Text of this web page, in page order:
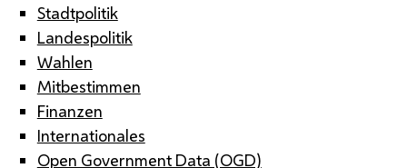
Stadtpolitik
Landespolitik
Wahlen
Mitbestimmen
Finanzen
Internationales
Open Government Data (OGD)